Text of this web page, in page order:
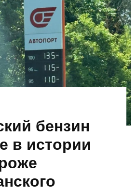
бензин
в истории